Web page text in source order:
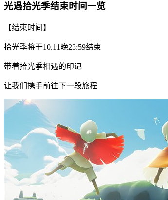
光遇拾光季结束时间一览
【结束时间】
拾光季将于10.11晚23:59结束
带着拾光季相遇的印记
让我们携手前往下一段旅程